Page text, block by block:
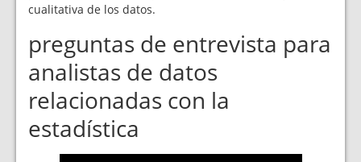
cualitativa de los datos.
preguntas de entrevista para
analistas de datos
relacionadas con la
estadística